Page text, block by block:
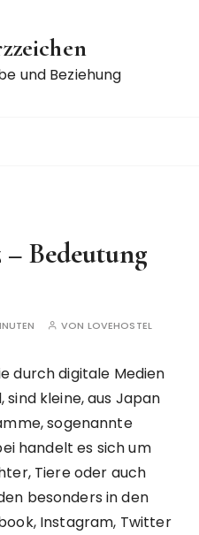
und Beziehung
Bedeutung
VON LOVEHOSTEL
durch digitale Medien
kleine, aus Japan
sogenannte
handelt es sich um
Tiere oder auch
besonders in den
Instagram, Twitter